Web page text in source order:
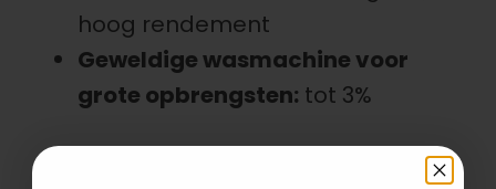
hoog rendement
Geweldige wasmachine voor
grote opbrengsten: tot 3%